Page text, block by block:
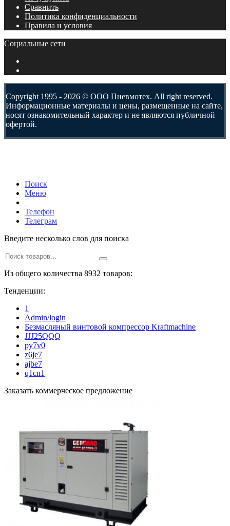
Сравнить
Политика конфиденциальности
Правила и условия
Социальные сети
Copyright 1995 - 2026 © ООО Пневмотех. All right reserved.
Информационные материалы и цены, размещенные на сайте,
носят ознакомительный характер и не являются публичной
офертой.
Поиск
Меню
Телефон
Телеграм
Введите несколько слов для поиска
Из общего количества 8932 товаров:
Тенденции:
1
Admin/login
Безмасляный винтовой компрессор Kraftmaсhine
JJJ25QQQ
py7v0
z6je7
ajbe7
q1cn1
Заказать коммерческое предложение